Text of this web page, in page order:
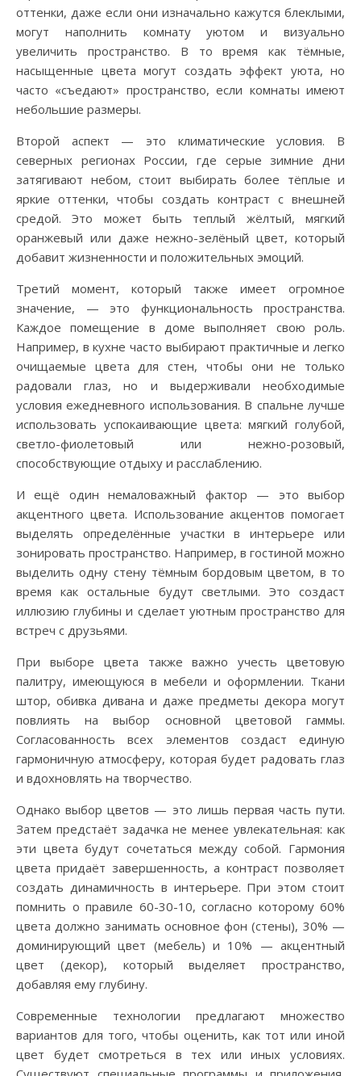
оттенки, даже если они изначально кажутся блеклыми,
могут наполнить комнату уютом и визуально
увеличить пространство. В то время как тёмные,
насыщенные цвета могут создать эффект уюта, но
часто «съедают» пространство, если комнаты имеют
небольшие размеры.
Второй аспект — это климатические условия. В
северных регионах России, где серые зимние дни
затягивают небом, стоит выбирать более тёплые и
яркие оттенки, чтобы создать контраст с внешней
средой. Это может быть теплый жёлтый, мягкий
оранжевый или даже нежно-зелёный цвет, который
добавит жизненности и положительных эмоций.
Третий момент, который также имеет огромное
значение, — это функциональность пространства.
Каждое помещение в доме выполняет свою роль.
Например, в кухне часто выбирают практичные и легко
очищаемые цвета для стен, чтобы они не только
радовали глаз, но и выдерживали необходимые
условия ежедневного использования. В спальне лучше
использовать успокаивающие цвета: мягкий голубой,
светло-фиолетовый или нежно-розовый,
способствующие отдыху и расслаблению.
И ещё один немаловажный фактор — это выбор
акцентного цвета. Использование акцентов помогает
выделять определённые участки в интерьере или
зонировать пространство. Например, в гостиной можно
выделить одну стену тёмным бордовым цветом, в то
время как остальные будут светлыми. Это создаст
иллюзию глубины и сделает уютным пространство для
встреч с друзьями.
При выборе цвета также важно учесть цветовую
палитру, имеющуюся в мебели и оформлении. Ткани
штор, обивка дивана и даже предметы декора могут
повлиять на выбор основной цветовой гаммы.
Согласованность всех элементов создаст единую
гармоничную атмосферу, которая будет радовать глаз
и вдохновлять на творчество.
Однако выбор цветов — это лишь первая часть пути.
Затем предстаёт задачка не менее увлекательная: как
эти цвета будут сочетаться между собой. Гармония
цвета придаёт завершенность, а контраст позволяет
создать динамичность в интерьере. При этом стоит
помнить о правиле 60-30-10, согласно которому 60%
цвета должно занимать основное фон (стены), 30% —
доминирующий цвет (мебель) и 10% — акцентный
цвет (декор), который выделяет пространство,
добавляя ему глубину.
Современные технологии предлагают множество
вариантов для того, чтобы оценить, как тот или иной
цвет будет смотреться в тех или иных условиях.